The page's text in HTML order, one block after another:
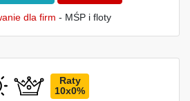
dla firm - MŚP i floty
Raty
10x0%